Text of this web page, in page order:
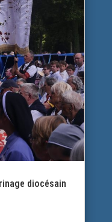
diocésain